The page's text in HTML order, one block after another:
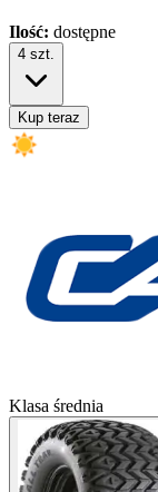
Ilość: dostępne
4 szt.
Kup teraz
Klasa średnia